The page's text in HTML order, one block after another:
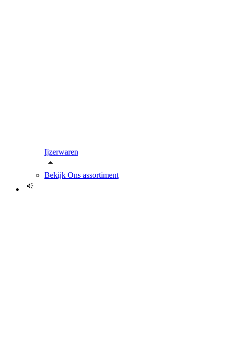
Ijzerwaren
Bekijk Ons assortiment